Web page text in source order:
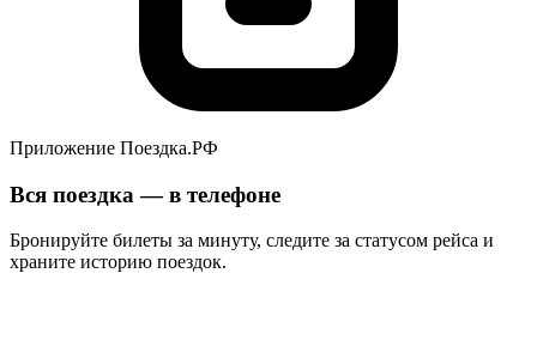
Приложение Поездка.РФ
Вся поездка — в телефоне
Бронируйте билеты за минуту, следите за статусом рейса и
храните историю поездок.